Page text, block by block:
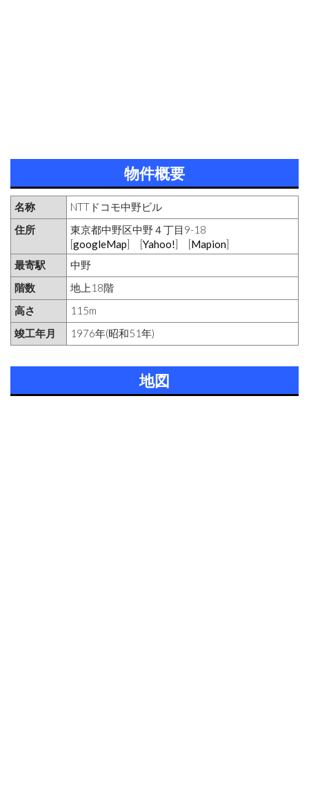
物件概要
名称
NTTドコモ中野ビル
住所
東京都中野区中野４丁目9-18
[googleMap] [Yahoo!] [Mapion]
最寄駅
中野
階数
地上18階
高さ
115m
竣工年月
1976年(昭和51年)
地図